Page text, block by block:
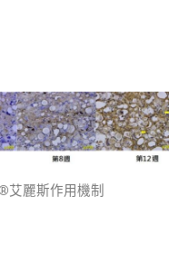
艾麗斯作用機制